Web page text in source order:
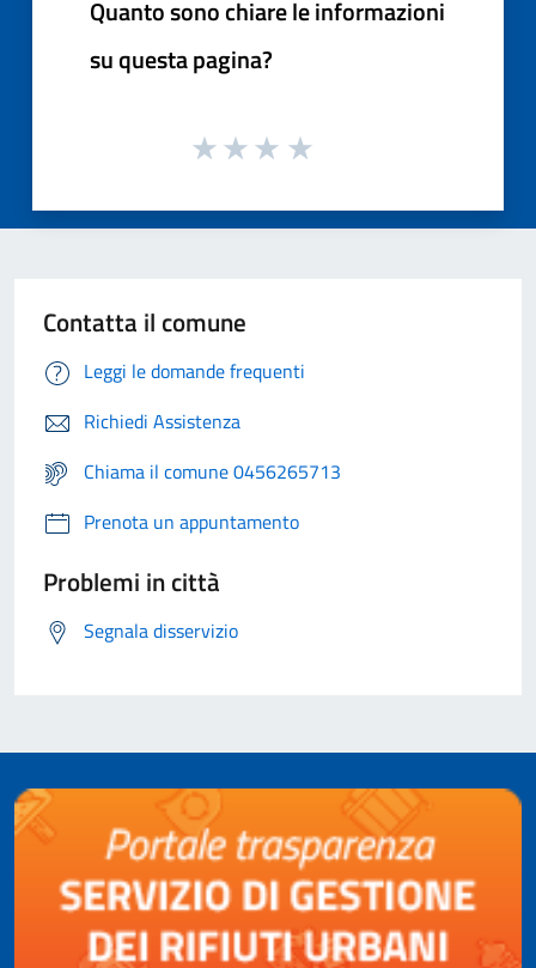
Quanto sono chiare le informazioni
su questa pagina?
Contatta il comune
Leggi le domande frequenti
Richiedi Assistenza
Chiama il comune 0456265713
Prenota un appuntamento
Problemi in città
Segnala disservizio